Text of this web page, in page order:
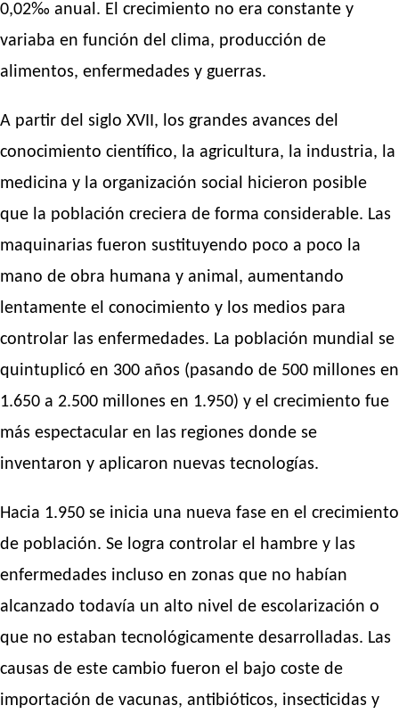
0,02‰ anual. El crecimiento no era constante y
variaba en función del clima, producción de
alimentos, enfermedades y guerras.
A partir del siglo XVII, los grandes avances del
conocimiento científico, la agricultura, la industria, la
medicina y la organización social hicieron posible
que la población creciera de forma considerable. Las
maquinarias fueron sustituyendo poco a poco la
mano de obra humana y animal, aumentando
lentamente el conocimiento y los medios para
controlar las enfermedades. La población mundial se
quintuplicó en 300 años (pasando de 500 millones en
1.650 a 2.500 millones en 1.950) y el crecimiento fue
más espectacular en las regiones donde se
inventaron y aplicaron nuevas tecnologías.
Hacia 1.950 se inicia una nueva fase en el crecimiento
de población. Se logra controlar el hambre y las
enfermedades incluso en zonas que no habían
alcanzado todavía un alto nivel de escolarización o
que no estaban tecnológicamente desarrolladas. Las
causas de este cambio fueron el bajo coste de
importación de vacunas, antibióticos, insecticidas y